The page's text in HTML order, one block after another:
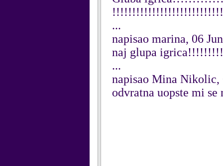
...
napisao marina, 06
naj glupa
...
napisao Mina Nikolic,
odvratna uopste mi